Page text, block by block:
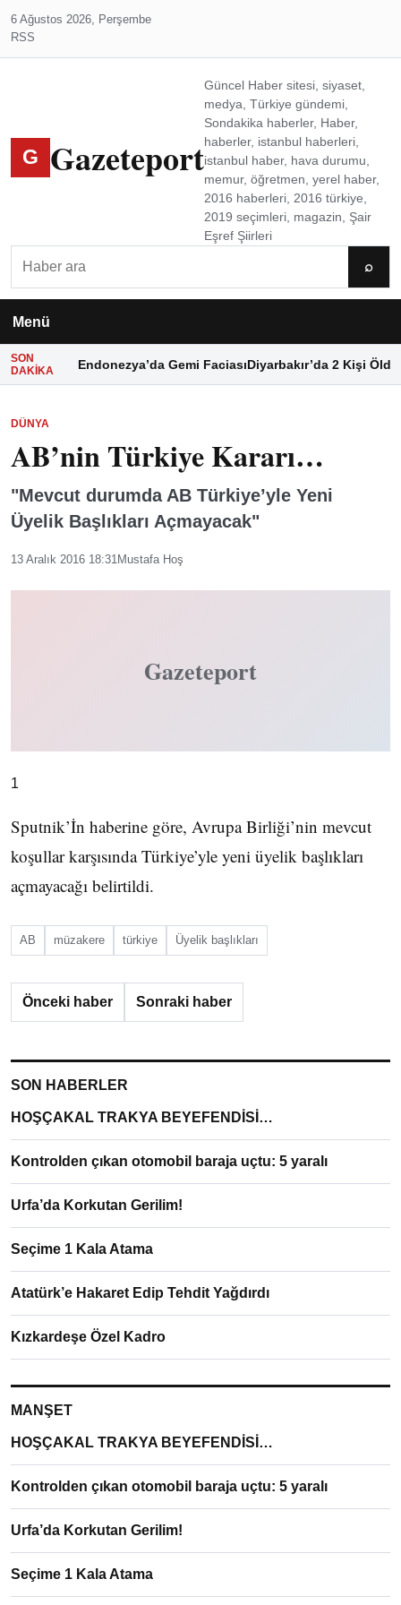
6 Ağustos 2026, Perşembe
RSS
G Gazeteport
Güncel Haber sitesi, siyaset,
medya, Türkiye gündemi,
Sondakika haberler, Haber,
haberler, istanbul haberleri,
istanbul haber, hava durumu,
memur, öğretmen, yerel haber,
2016 haberleri, 2016 türkiye,
2019 seçimleri, magazin, Şair
Eşref Şiirleri
⌕
Menü
SON
DAKIKA
Endonezya’da Gemi FaciasıDiyarbakır’da 2 Kişi Öldü
DÜNYA
AB’nin Türkiye Kararı…
"Mevcut durumda AB Türkiye’yle Yeni
Üyelik Başlıkları Açmayacak"
13 Aralık 2016 18:31Mustafa Hoş
Gazeteport
1
Sputnik’İn haberine göre, Avrupa Birliği’nin mevcut
koşullar karşısında Türkiye’yle yeni üyelik başlıkları
açmayacağı belirtildi.
AB müzakere türkiye Üyelik başlıkları
Önceki haber Sonraki haber
SON HABERLER
HOŞÇAKAL TRAKYA BEYEFENDİSİ…
Kontrolden çıkan otomobil baraja uçtu: 5 yaralı
Urfa’da Korkutan Gerilim!
Seçime 1 Kala Atama
Atatürk’e Hakaret Edip Tehdit Yağdırdı
Kızkardeşe Özel Kadro
MANŞET
HOŞÇAKAL TRAKYA BEYEFENDİSİ…
Kontrolden çıkan otomobil baraja uçtu: 5 yaralı
Urfa’da Korkutan Gerilim!
Seçime 1 Kala Atama